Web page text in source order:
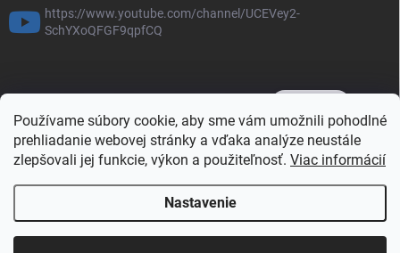
Používame súbory cookie, aby sme vám umožnili pohodlné
prehliadanie webovej stránky a vďaka analýze neustále
zlepšovali jej funkcie, výkon a použiteľnosť. Viac informácií
Nastavenie
https://www.youtube.com/channel/UCEVey2-
SchYXoQFGF9qpfCQ
Copyright 2026AQUAtrend obchod. Všetky práva vyhradené.Upraviť